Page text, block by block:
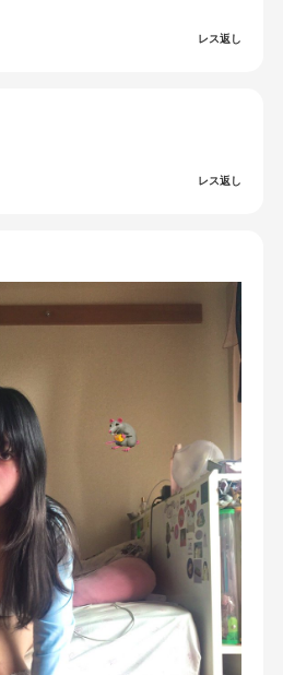
レス返し
レス返し